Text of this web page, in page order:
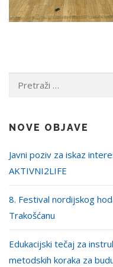
Pretraži:
NOVE OBJAVE
Javni poziv za iskaz
AKTIVNI2LIFE
8. Festival nordijskog
Trakošćanu
Edukacijski tečaj za
metodskih koraka za